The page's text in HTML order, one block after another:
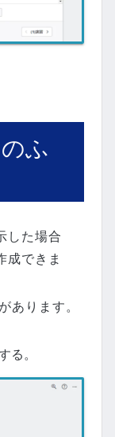
ふ
した場合
成できま
があります。
る。